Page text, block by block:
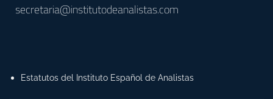
secretaria@institutodeanalistas.com
Estatutos del Instituto Español de Analistas